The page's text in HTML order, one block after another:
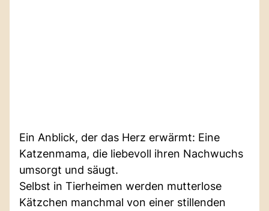
Ein Anblick, der das Herz erwärmt: Eine
Katzenmama, die liebevoll ihren Nachwuchs
umsorgt und säugt.
Selbst in Tierheimen werden mutterlose
Kätzchen manchmal von einer stillenden